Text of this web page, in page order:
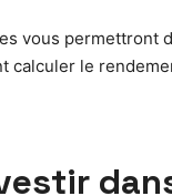
vous permettront
calculer le